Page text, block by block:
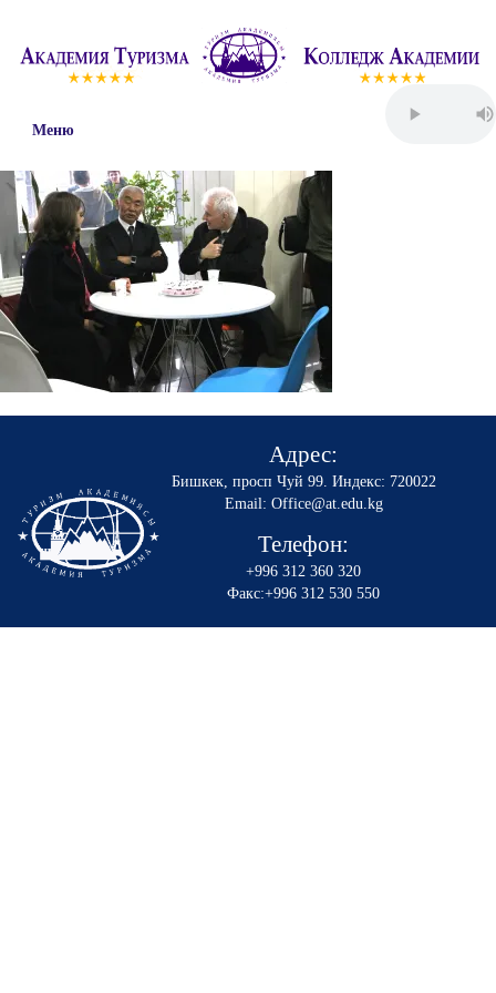
Меню
Адрес:
Бишкек, просп Чуй 99. Индекс: 720022
Email: Office@at.edu.kg
Телефон:
+996 312 360 320
Факс:+996 312 530 550